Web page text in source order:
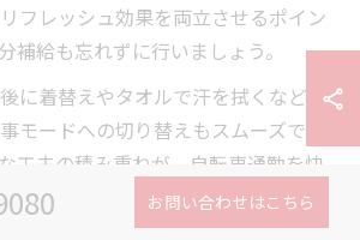
フレッシュ効果を両立させるポイン
補給も忘れずに行いましょう。
に着替えやタオルで汗を拭くなどの
モードへの切り替えもスムーズで
工夫の積み重ねが、自転車通勤を快
ります。
お問い合わせはこちら